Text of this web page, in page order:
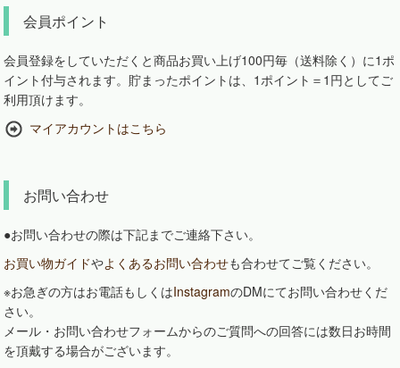
会員ポイント
会員登録をしていただくと商品お買い上げ100円毎（送料除く）に1ポ
イント付与されます。貯まったポイントは、1ポイント＝1円としてご
利用頂けます。
マイアカウントはこちら
お問い合わせ
●お問い合わせの際は下記までご連絡下さい。
お買い物ガイドやよくあるお問い合わせも合わせてご覧ください。
※お急ぎの方はお電話もしくはInstagramのDMにてお問い合わせくだ
さい。
メール・お問い合わせフォームからのご質問への回答には数日お時間
を頂戴する場合がございます。